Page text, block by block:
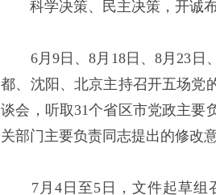
科学决策、民主决策，开诚
6月9日、8月18日、8月23日
都、沈阳、北京主持召开五场党
谈会，听取31个省区市党政主要
关部门主要负责同志提出的修改
7月4日至5日，文件起草组